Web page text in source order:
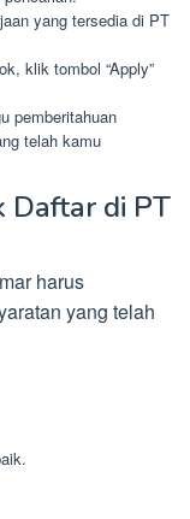
yang tersedia di PT
klik tombol “Apply”
pemberitahuan
telah kamu
Daftar di PT
harus
yang telah